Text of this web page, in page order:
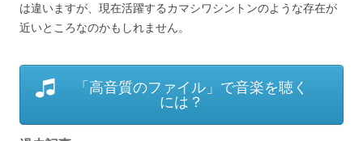
は違いますが、現在活躍するカマシワシントンのような存在が
近いところなのかもしれません。
「高音質のファイル」で音楽を聴く
には？